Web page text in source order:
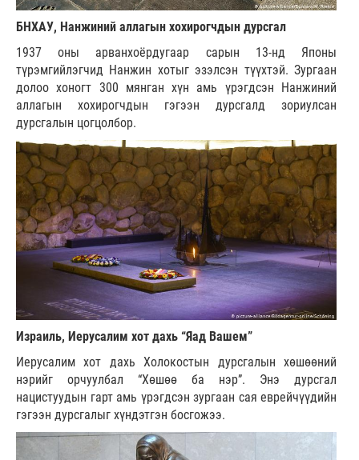
БНХАУ, Нанжиний аллагын хохирогчдын дурсгал
1937 оны арванхоёрдугаар сарын 13-нд Японы
түрэмгийлэгчид Нанжин хотыг эзэлсэн түүхтэй. Зургаан
долоо хоногт 300 мянган хүн амь үрэгдсэн Нанжиний
аллагын хохирогчдын гэгээн дурсгалд зориулсан
дурсгалын цогцолбор.
Израиль, Иерусалим хот дахь “Яад Вашем”
Иерусалим хот дахь Холокостын дурсгалын хөшөөний
нэрийг орчуулбал “Хөшөө ба нэр”. Энэ дурсгал
нацистуудын гарт амь үрэгдсэн зургаан сая еврейчүүдийн
гэгээн дурсгалыг хүндэтгэн босгожээ.